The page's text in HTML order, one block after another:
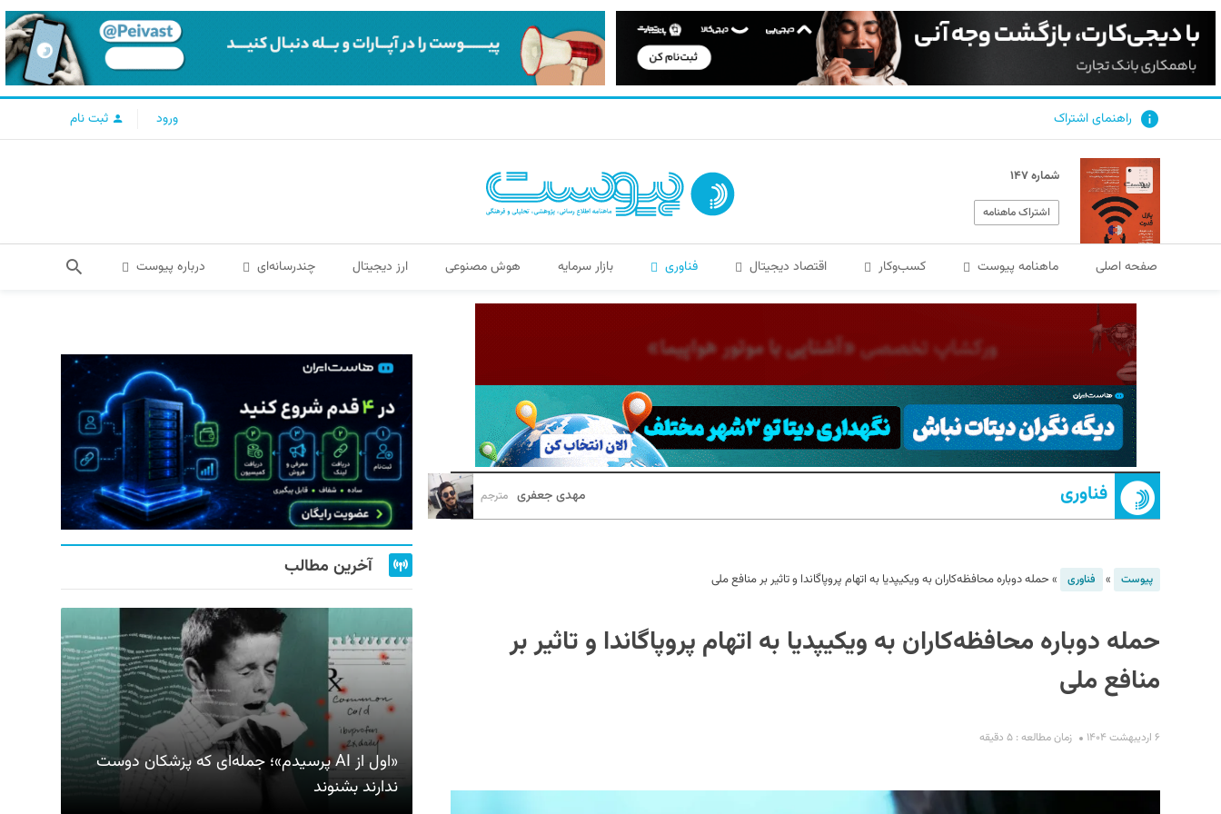
راهنمای اشتراک ورود ثبت نام
شماره ۱۴۷
اشتراک ماهنامه
صفحه اصلی ماهنامه پیوست کسب‌و‌کار اقتصاد دیجیتال فناوری بازار سرمایه هوش مصنوعی ارز دیجیتال چندرسانه‌ای درباره پیوست
فناوری مهدی جعفری مترجم
پیوست » فناوری » حمله دوباره محافظه‌کاران به ویکیپدیا به اتهام پروپاگاندا و تاثیر بر منافع ملی
حمله دوباره محافظه‌کاران به ویکیپدیا به اتهام پروپاگاندا و تاثیر بر
منافع ملی
۶ اردیبهشت ۱۴۰۴ زمان مطالعه : ۵ دقیقه
آخرین مطالب
«اول از AI پرسیدم»؛ جمله‌ای که پزشکان دوست
ندارند بشنوند